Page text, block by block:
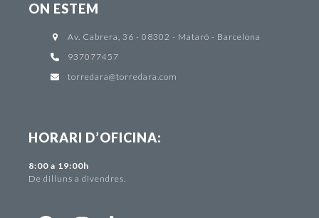
ON ESTEM
Av. Cabrera, 36 - 08302 - Mataró - Barcelona
937077457
torredara@torredara.com
HORARI D’OFICINA:
8:00 a 19:00h
De dilluns a divendres.